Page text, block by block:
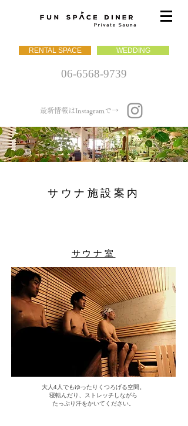
RENTAL SPACE WEDDING
06-6568-9739
最新情報はInstagramで→
サウナ施設案内
サウナ室
大人4人でもゆったりくつろげる空間。
寝転んだり、ストレッチしながら
​たっぷり汗をかいてください。